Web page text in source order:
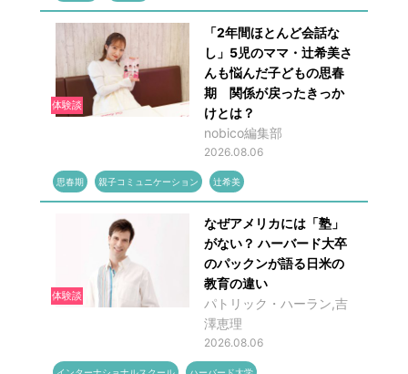
体験談
「2年間ほとんど会話な
し」5児のママ・辻希美さ
んも悩んだ子どもの思春
期 関係が戻ったきっか
けとは？
nobico編集部
2026.08.06
思春期 親子コミュニケーション 辻希美
体験談
なぜアメリカには「塾」
がない？ ハーバード大卒
のパックンが語る日米の
教育の違い
パトリック・ハーラン,吉
澤恵理
2026.08.06